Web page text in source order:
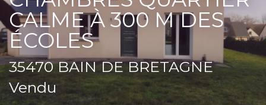
BIENS VENDUS
LOUER
L'AGENCE
ME CONTACTER
FNAIM
CALME À 300 M DES
ÉCOLES
35470 BAIN DE BRETAGNE
Vendu